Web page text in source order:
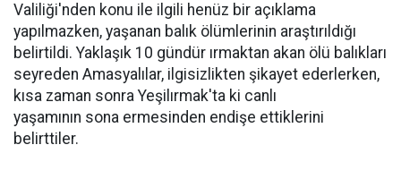
Valiliği'nden konu ile ilgili henüz bir açıklama
yapılmazken, yaşanan balık ölümlerinin araştırıldığı
belirtildi. Yaklaşık 10 gündür ırmaktan akan ölü balıkları
seyreden Amasyalılar, ilgisizlikten şikayet ederlerken,
kısa zaman sonra Yeşilırmak'ta ki canlı
yaşamının sona ermesinden endişe ettiklerini
belirttiler.